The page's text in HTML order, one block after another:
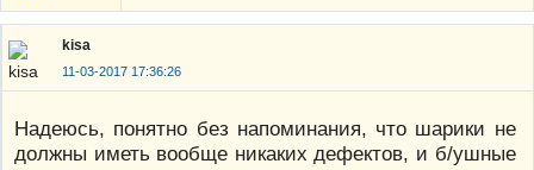
kisa
11-03-2017 17:36:26
Надеюсь, понятно без напоминания, что шарики не
должны иметь вообще никаких дефектов, и б/ушные